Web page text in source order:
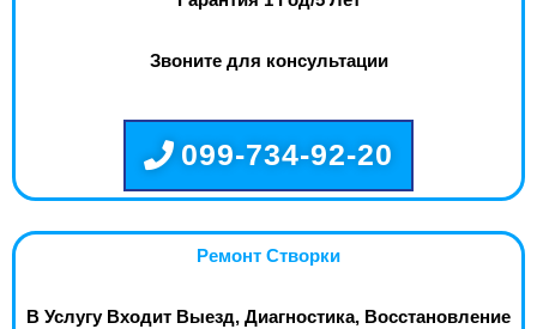
Звоните для консультации
099-734-92-20
Ремонт Створки
В Услугу Входит Выезд, Диагностика, Восстановление